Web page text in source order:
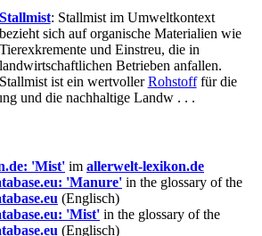
Stallmist: Stallmist im Umweltkontext
bezieht sich auf organische Materialien wie
Tierexkremente und Einstreu, die in
landwirtschaftlichen Betrieben anfallen.
Stallmist ist ein wertvollerRohstofffür die
und die nachhaltige Landw . . .
'Mist' im allerwelt-lexikon.de
'Manure' in the glossary of the
(Englisch)
'Mist' in the glossary of the
(Englisch)